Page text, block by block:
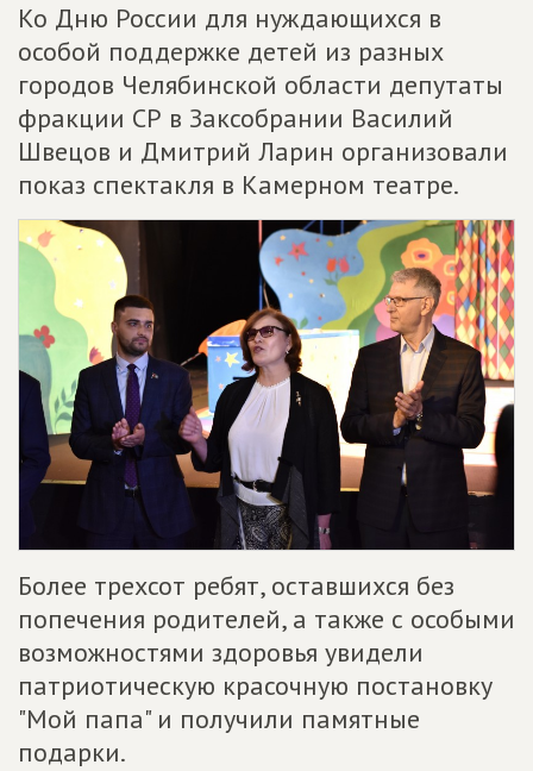
Ко Дню России для нуждающихся в
особой поддержке детей из разных
городов Челябинской области депутаты
фракции СР в Заксобрании Василий
Швецов и Дмитрий Ларин организовали
показ спектакля в Камерном театре.
Более трехсот ребят, оставшихся без
попечения родителей, а также с особыми
возможностями здоровья увидели
патриотическую красочную постановку
"Мой папа" и получили памятные
подарки.